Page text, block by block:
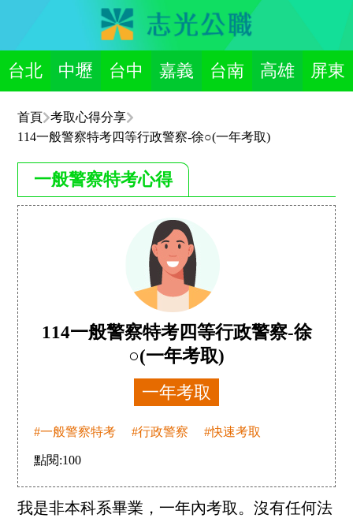
台北 中壢 台中 嘉義 台南 高雄 屏東
首頁
考取心得分享
114一般警察特考四等行政警察-徐○(一年考取)
一般警察特考心得
114一般警察特考四等行政警察-徐
○(一年考取)
一年考取
#一般警察特考 #行政警察 #快速考取
點閱:100
我是非本科系畢業，一年內考取。沒有任何法